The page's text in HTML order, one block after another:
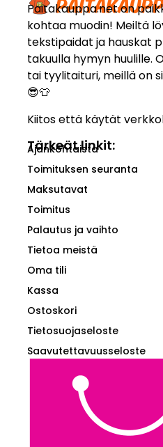
Paitakauppa.net on
kohtaa muodin! Meiltä
tekstipaidat ja hauskat
takuulla hymyn huulille.
tai tyylitaituri, meillä on
😎👕
Kiitos että käytät
Tärkeät linkit:
Ajankohtaista
Toimituksen seuranta
Maksutavat
Toimitus
Palautus ja vaihto
Tietoa meistä
Oma tili
Kassa
Ostoskori
Tietosuojaseloste
Saavutettavuusseloste